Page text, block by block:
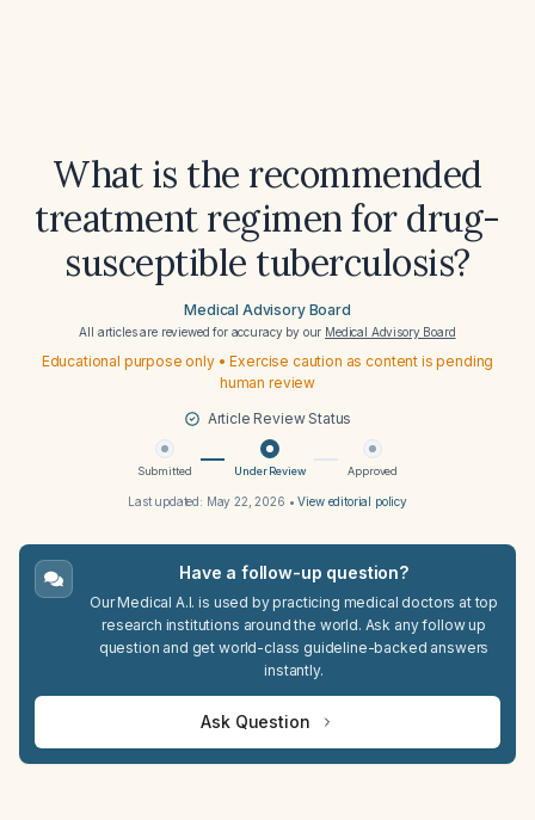
What is the recommended
treatment regimen for drug-
susceptible tuberculosis?
Medical Advisory Board
All articles are reviewed for accuracy by our Medical Advisory Board
Educational purpose only • Exercise caution as content is pending
human review
Article Review Status
Submitted Under Review Approved
Last updated: May 22, 2026 •View editorial policy
Have a follow-up question?
Our Medical A.I. is used by practicing medical doctors at top
research institutions around the world. Ask any follow up
question and get world-class guideline-backed answers
instantly.
Ask Question